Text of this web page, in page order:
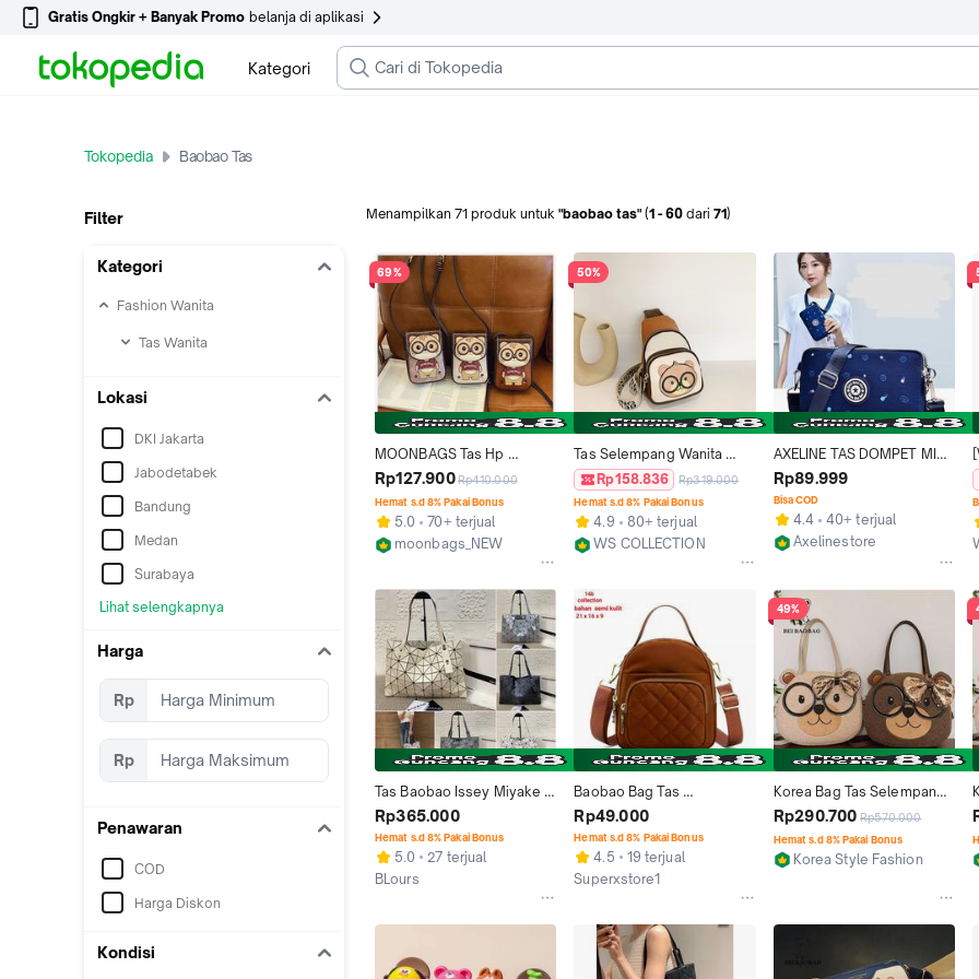
Gratis Ongkir + Banyak Promo belanja di aplikasi
Kategori
Tokopedia Baobao Tas
Filter
Kategori
Fashion Wanita
Tas Wanita
Lokasi
DKI Jakarta
Jabodetabek
Bandung
Medan
Surabaya
Lihat selengkapnya
Harga
Rp
Rp
Penawaran
COD
Harga Diskon
Kondisi
Menampilkan 71 produk untuk "baobao tas" (1 -60 dari 71)
69%
MOONBAGS Tas Hp
Selempang Wanita Bei
Baobao - BEIBEIMAO 8595
Rp127.900Rp410.000
Hemat s.d 8% Pakai Bonus
5.0
70+ terjual
moonbags_NEW
50%
Tas Selempang Wanita
Waistbag BEI BAOBAO
Waist Bag Mini Kualitas
Premium Korean Style
Kekinian Simple WS - CN 19
Pinggang
Rp158.836 Rp319.000
Hemat s.d 8% Pakai Bonus
4.9
80+ terjual
WS COLLECTION
AXELINE TAS DOMPET MINI
SELEMPANG STAR BAOBAO
Rp89.999
Bisa COD
4.4
40+ terjual
Axelinestore
Tas Baobao Issey Miyake
tote bag baobao premium
7x10 Geometri tote bag
Rp365.000
Hemat s.d 8% Pakai Bonus
5.0
27 terjual
BLours
Baobao Bag Tas
Selempang HP Tas
Selempang Simple Murah
SlingBag
Rp49.000
Hemat s.d 8% Pakai Bonus
4.5
19 terjual
Superxstore1
49%
Korea Bag Tas Selempang
Besar Wanita Bear BEI
KSZ2963 Shoulderbag Bulu
Fur
Rp290.700 Rp570.000
Hemat s.d 8% Pakai Bonus
Korea Style Fashion